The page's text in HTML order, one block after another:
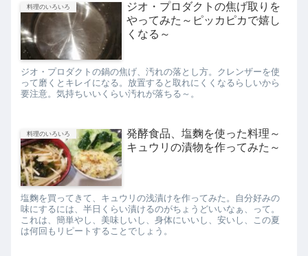
料理のいろいろ
ジオ・プロダクトの焦げ取りを
やってみた～ピッカピカで嬉し
くなる～
ジオ・プロダクトの鍋の焦げ、汚れの落とし方。クレンザーを使
って磨くとキレイになる。放置すると取れにくくなるらしいから
要注意。気持ちいいくらい汚れが落ちる～。
料理のいろいろ
発酵食品、塩麴を使った料理～
キュウリの漬物を作ってみた～
塩麴を買ってきて、キュウリの浅漬けを作ってみた。自分好みの
味にするには、半日くらい漬けるのがちょうどいいなぁ、って。
これは、簡単やし、美味しいし、身体にいいし、安いし、この夏
は何回もリピートすることでしょう。